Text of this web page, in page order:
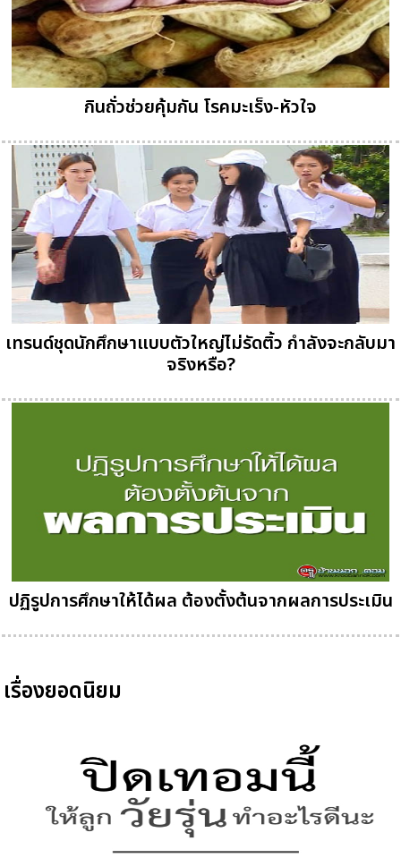
กินถั่วช่วยคุ้มกัน โรคมะเร็ง-หัวใจ
เทรนด์ชุดนักศึกษาแบบตัวใหญ่ไม่รัดติ้ว กำลังจะกลับมา
จริงหรือ?
ปฏิรูปการศึกษาให้ได้ผล ต้องตั้งต้นจากผลการประเมิน
เรื่องยอดนิยม